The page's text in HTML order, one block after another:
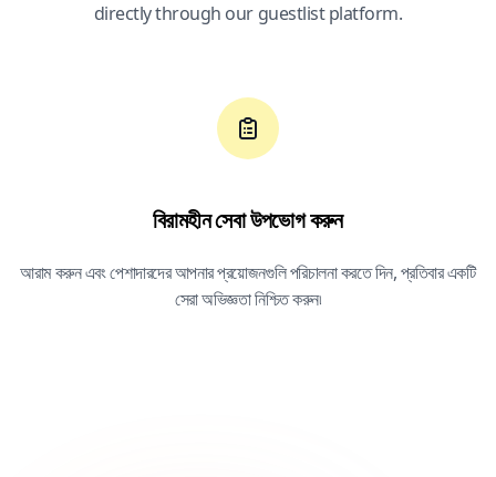
directly through our guestlist platform.
বিরামহীন সেবা উপভোগ করুন
আরাম করুন এবং পেশাদারদের আপনার প্রয়োজনগুলি পরিচালনা করতে দিন, প্রতিবার একটি
সেরা অভিজ্ঞতা নিশ্চিত করুন৷